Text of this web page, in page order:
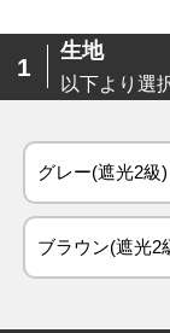
1
生地
以下より選
グレー(遮光2級)
ブラウン(遮光2